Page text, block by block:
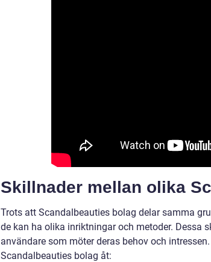
Skillnader mellan olika
Trots att Scandalbeauties bolag delar samma
de kan ha olika inriktningar och metoder. Dessa
användare som möter deras behov och
Scandalbeauties bolag åt: